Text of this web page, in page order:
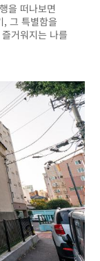
을 떠나보면
, 그 특별함을
거워지는 나를